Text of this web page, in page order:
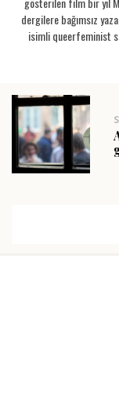
dergilere bağımsız
isimli queerfeminist